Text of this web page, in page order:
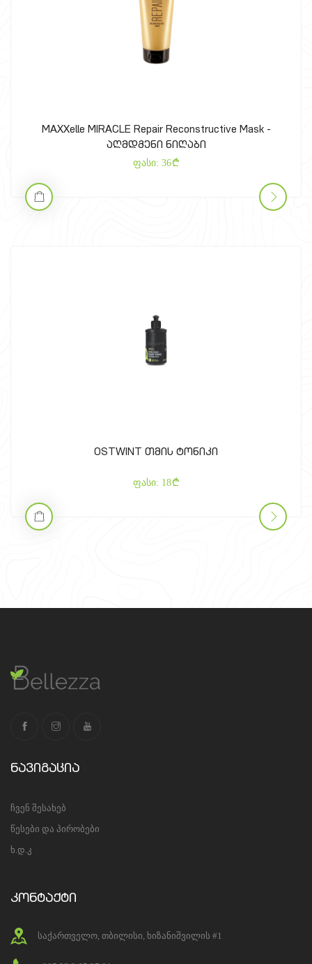
MAXXelle MIRACLE Repair Reconstructive Mask -
აღმდგენი ნიღაბი
ფასი: 36
OSTWINT თმის ტონიკი
ფასი: 18
ნავიგაცია
ჩვენ შესახებ
წესები და პირობები
ხ.დ.კ
კონტაქტი
საქართველო, თბილისი, ხიზანიშვილის #1